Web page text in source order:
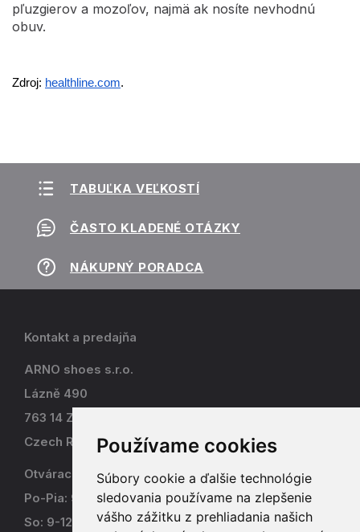
Používame cookies
Súbory cookie a ďalšie technológie
sledovania používame na zlepšenie
vášho zážitku z prehliadania našich
pľuzgierov a mozoľov, najmä ak nosíte nevhodnú
obuv.
Zdroj: healthline.com.
TABUĽKA VEĽKOSTÍ
ČASTO KLADENÉ OTÁZKY
NÁKUPNÝ PORADCA
Kontakt a predajňa
ARNO shoes s.r.o.
Lázně 490
763 14 Zlín - Kostelec
Czech Republic
Otváracia doba
Po-Pia: 9-17
So: 9-12